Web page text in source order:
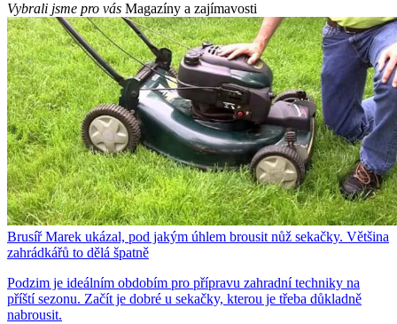
Vybrali jsme pro vás Magazíny a zajímavosti
Brusíř Marek ukázal, pod jakým úhlem brousit nůž sekačky. Většina
zahrádkářů to dělá špatně
Podzim je ideálním obdobím pro přípravu zahradní techniky na
příští sezonu. Začít je dobré u sekačky, kterou je třeba důkladně
nabrousit.